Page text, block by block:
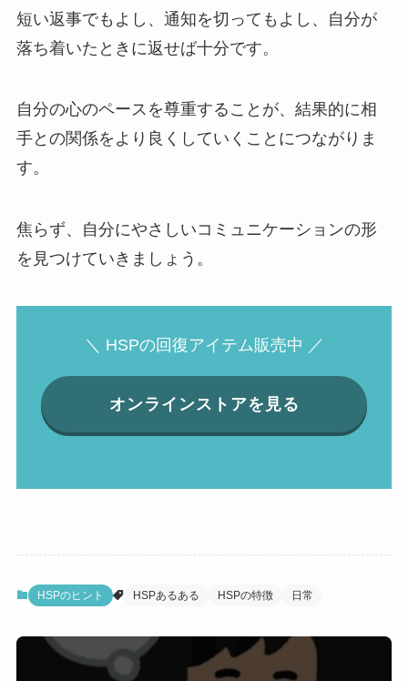
短い返事でもよし、通知を切ってもよし、自分が
落ち着いたときに返せば十分です。
自分の心のペースを尊重することが、結果的に相
手との関係をより良くしていくことにつながりま
す。
焦らず、自分にやさしいコミュニケーションの形
を見つけていきましょう。
＼ HSPの回復アイテム販売中 ／
オンラインストアを見る
HSPのヒント HSPあるある HSPの特徴 日常